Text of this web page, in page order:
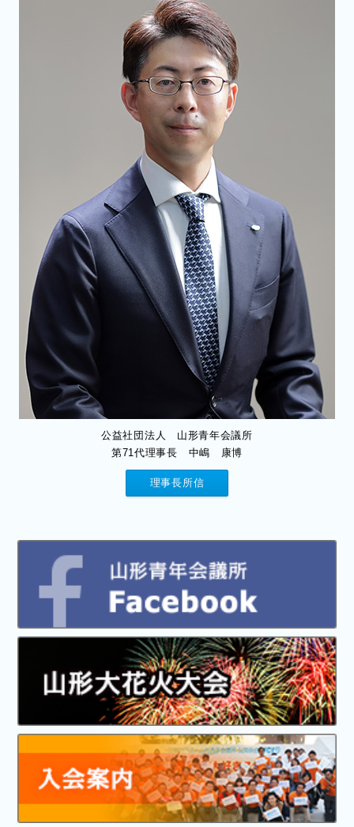
公益社団法人 山形青年会議所
第71代理事長 中嶋 康博
理事長所信